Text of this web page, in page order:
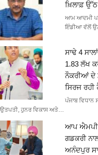
ਖ਼ਿਲਾਫ਼ ਉੱਠ
ਆਮ ਆਦਮੀ
ਇੰਡੀਆ ਵੱਲੋਂ
ਸਾਢੇ 4
1.83 ਲੱਖ
ਨੌਕਰੀਆਂ ਦੇ
ਸਿਰਜ
ਪੰਜਾਬ ਵਿਧਾਨ
ਉਤਪਤੀ, ਹੁਨਰ ਵਿਕਾਸ ਅਤੇ…
ਆਪ ਐਮਪੀ
ਗਡਕਰੀ
ਅਨੰਦਪੁਰ